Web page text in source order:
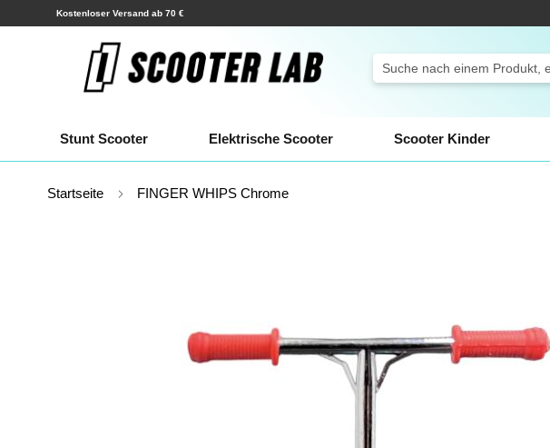
Zum
Inhalt
springen
Versand innerhalb weniger Stunden!
Search
Stunt Scooter Elektrische Scooter Scooter Kinder
Startseite FINGER WHIPS Chrome